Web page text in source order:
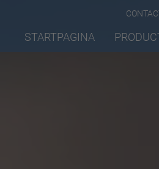
STARTPAGINA